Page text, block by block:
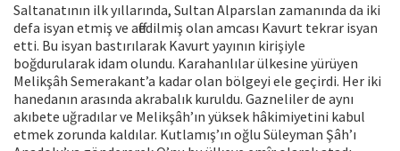
Saltanatının ilk yıllarında, Sultan Alparslan zamanında da iki
defa isyan etmiş ve affedilmiş olan amcası Kavurt tekrar isyan
etti. Bu isyan bastırılarak Kavurt yayının kirişiyle
boğdurularak idam olundu. Karahanlılar ülkesine yürüyen
Melikşâh Semerakant’a kadar olan bölgeyi ele geçirdi. Her iki
hanedanın arasında akrabalık kuruldu. Gazneliler de aynı
akıbete uğradılar ve Melikşâh’ın yüksek hâkimiyetini kabul
etmek zorunda kaldılar. Kutlamış’ın oğlu Süleyman Şâh’ı